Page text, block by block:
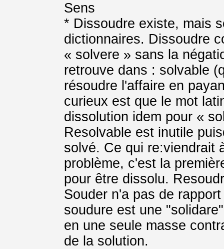
Sens
* Dissoudre existe, mais
dictionnaires. Dissoudre
« solvere » sans la
retrouve dans : solvable
résoudre l'affaire en
curieux est que le mot
dissolution idem pour «
Resolvable est inutile
solvé. Ce qui re:viendrait
problème, c'est la
pour être dissolu.
Souder n'a pas de
soudure est une
en une seule masse
de la solution.